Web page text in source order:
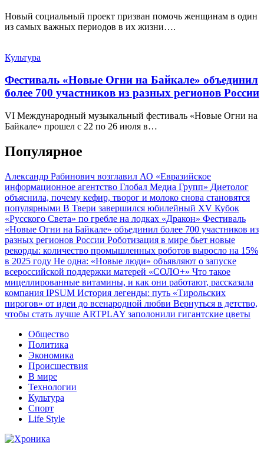
Новый социальный проект призван помочь женщинам в один
из самых важных периодов в их жизни….
Культура
Фестиваль «Новые Огни на Байкале» объединил
более 700 участников из разных регионов России
VI Международный музыкальный фестиваль «Новые Огни на
Байкале» прошел с 22 по 26 июля в…
Популярное
Александр Рабинович возглавил АО «Евразийское
информационное агентство Глобал Медиа Групп» Диетолог
объяснила, почему кефир, творог и молоко снова становятся
популярными В Твери завершился юбилейный XV Кубок
«Русского Света» по гребле на лодках «Дракон» Фестиваль
«Новые Огни на Байкале» объединил более 700 участников из
разных регионов России Роботизация в мире бьет новые
рекорды: количество промышленных роботов выросло на 15%
в 2025 году Не одна: «Новые люди» объявляют о запуске
всероссийской поддержки матерей «СОЛО+» Что такое
мицеллированные витамины, и как они работают, рассказала
компания IPSUM История легенды: путь «Тирольских
пирогов» от идеи до всенародной любви Вернуться в детство,
чтобы стать лучше ARTPLAY заполонили гигантские цветы
Общество
Политика
Экономика
Происшествия
В мире
Технологии
Культура
Спорт
Life Style